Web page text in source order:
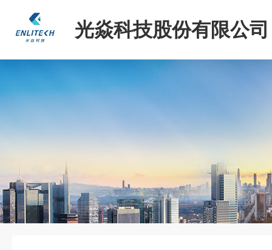
光焱科技股份有限公司